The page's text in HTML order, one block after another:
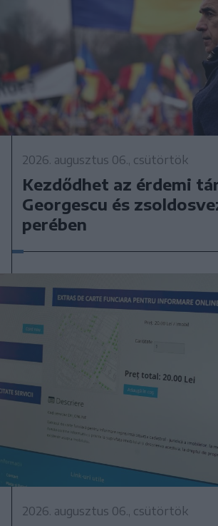
2026. augusztus 06., csütörtök
Kezdődhet az érdemi
Georgescu és
perében
2026. augusztus 06., csütörtök